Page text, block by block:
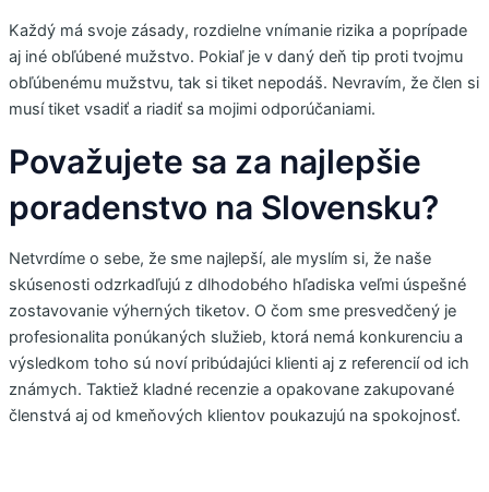
Každý má svoje zásady, rozdielne vnímanie rizika a poprípade
aj iné obľúbené mužstvo. Pokiaľ je v daný deň tip proti tvojmu
obľúbenému mužstvu, tak si tiket nepodáš. Nevravím, že člen si
musí tiket vsadiť a riadiť sa mojimi odporúčaniami.
Považujete sa za najlepšie
poradenstvo na Slovensku?
Netvrdíme o sebe, že sme najlepší, ale myslím si, že naše
skúsenosti odzrkadľujú z dlhodobého hľadiska veľmi úspešné
zostavovanie výherných tiketov. O čom sme presvedčený je
profesionalita ponúkaných služieb, ktorá nemá konkurenciu a
výsledkom toho sú noví pribúdajúci klienti aj z referencií od ich
známych. Taktiež kladné recenzie a opakovane zakupované
členstvá aj od kmeňových klientov poukazujú na spokojnosť.